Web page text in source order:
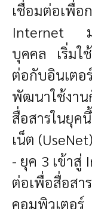
เชื่อมต่อเพื่อ
Internet มา
บุคคล เริ่มใ
ต่อกับอินเต
พัฒนาใช้งาน
สื่อสารในยุค
เน็ต (UseNet)
- ยุค 3 เข้าสู่
ต่อเพื่อสื่อสา
คอมพิวเตอ